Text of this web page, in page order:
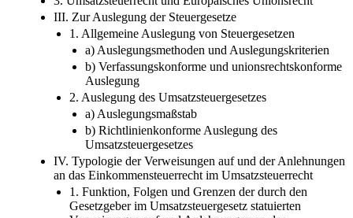
III. Zur Auslegung der Steuergesetze
1. Allgemeine Auslegung von Steuergesetzen
a) Auslegungsmethoden und Auslegungskriterien
b) Verfassungskonforme und unionsrechtskonforme
Auslegung
2. Auslegung des Umsatzsteuergesetzes
a) Auslegungsmaßstab
b) Richtlinienkonforme Auslegung des
Umsatzsteuergesetzes
IV. Typologie der Verweisungen auf und der Anlehnungen
an das Einkommensteuerrecht im Umsatzsteuerrecht
1. Funktion, Folgen und Grenzen der durch den
Gesetzgeber im Umsatzsteuergesetz statuierten